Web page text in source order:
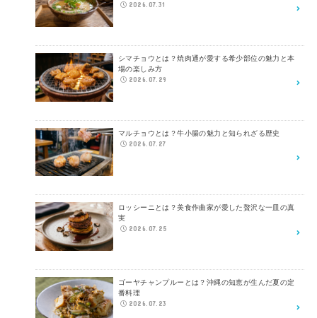
2026.07.31
シマチョウとは？焼肉通が愛する希少部位の魅力と本
場の楽しみ方
2026.07.29
マルチョウとは？牛小腸の魅力と知られざる歴史
2026.07.27
ロッシーニとは？美食作曲家が愛した贅沢な一皿の真
実
2026.07.25
ゴーヤチャンプルーとは？沖縄の知恵が生んだ夏の定
番料理
2026.07.23